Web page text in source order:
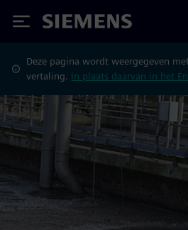
Siemens
Deze pagina wordt weergegeven
vertaling. In plaats daarvan in het